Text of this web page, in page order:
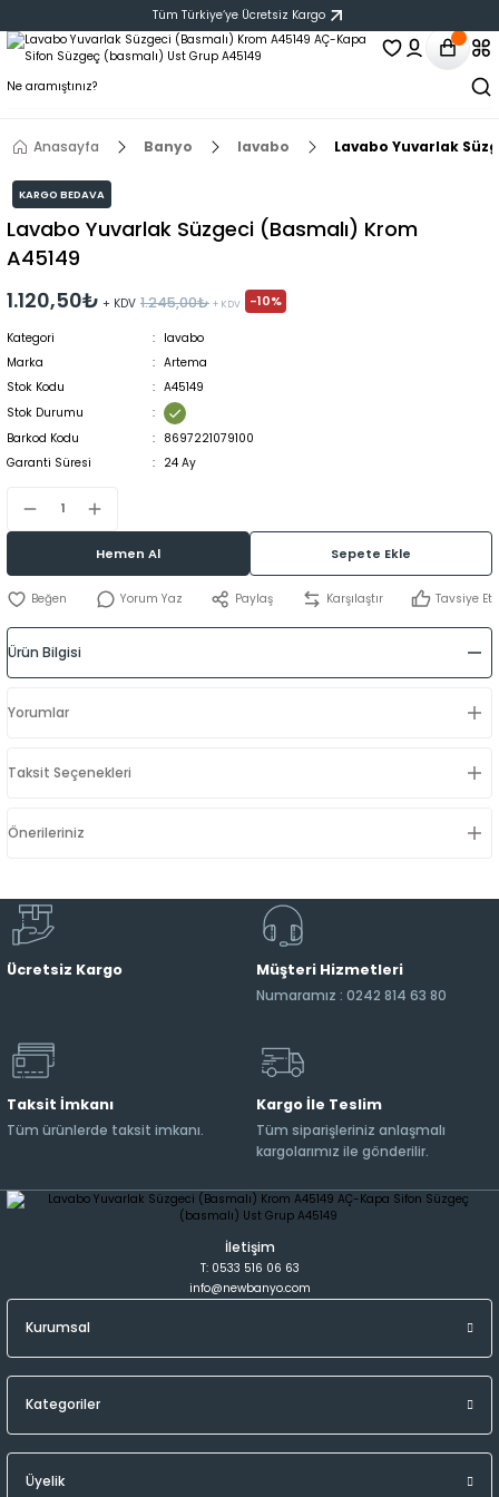
Tüm Türkiye‘ye Ücretsiz Kargo
Anasayfa Banyo lavabo Lavabo Yuvarlak
KARGO BEDAVA
Lavabo Yuvarlak Süzgeci (Basmalı) Krom
A45149
1.120,50₺ + KDV 1.245,00₺ + KDV -10%
Kategori
lavabo
Marka
Artema
Stok Kodu
A45149
Stok Durumu
Barkod Kodu
8697221079100
Garanti Süresi
24 Ay
Hemen Al Sepete Ekle
Yorum Yaz Paylaş Karşılaştır Tavsiye Et
Ürün Bilgisi
Yorumlar
Taksit Seçenekleri
Önerileriniz
Ücretsiz Kargo Müşteri Hizmetleri
Numaramız : 0242 814 63 80
Taksit İmkanı
Tüm ürünlerde taksit imkanı.
Kargo İle Teslim
Tüm siparişleriniz anlaşmalı
kargolarımız ile gönderilir.
İletişim
T: 0533 516 06 63
info@newbanyo.com
Kurumsal
Kategoriler
Üyelik